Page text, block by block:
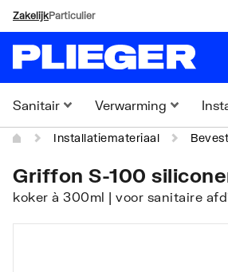
ZakelijkParticulier
Sanitair Verwarming
Installatiemateriaal
Griffon S-100
koker à 300ml | voor sanitaire